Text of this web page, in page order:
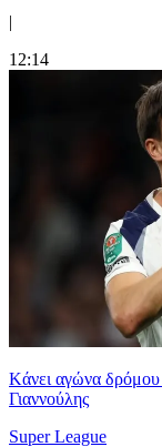
|
12:14
Kάνει αγώνα
Γιαννούλης
Super League